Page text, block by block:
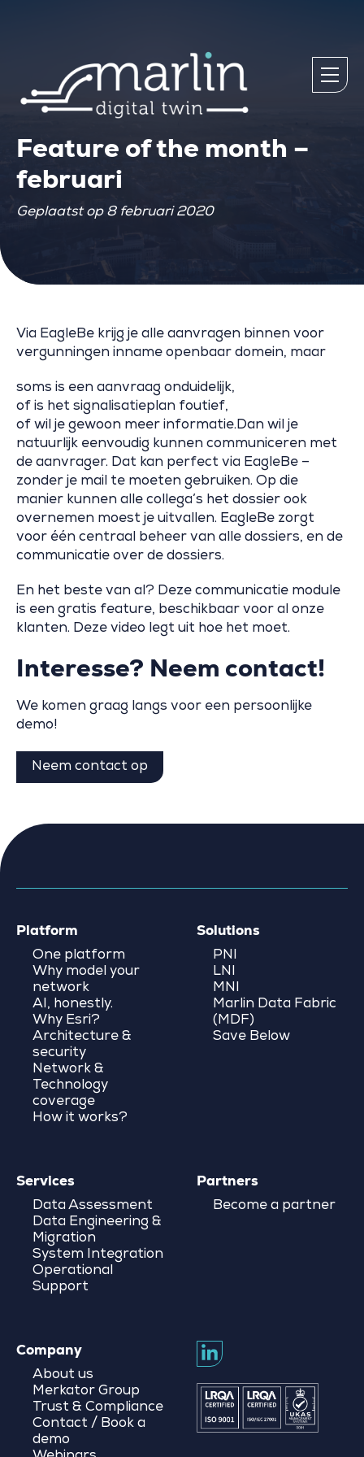
Feature of the month –
februari
Geplaatst op 8 februari 2020
Via EagleBe krijg je alle aanvragen binnen voor
vergunningen inname openbaar domein, maar
soms is een aanvraag onduidelijk,
of is het signalisatieplan foutief,
of wil je gewoon meer informatie.Dan wil je
natuurlijk eenvoudig kunnen communiceren met
de aanvrager. Dat kan perfect via EagleBe –
zonder je mail te moeten gebruiken. Op die
manier kunnen alle collega’s het dossier ook
overnemen moest je uitvallen. EagleBe zorgt
voor één centraal beheer van alle dossiers, en de
communicatie over de dossiers.
En het beste van al? Deze communicatie module
is een gratis feature, beschikbaar voor al onze
klanten. Deze video legt uit hoe het moet.
Interesse? Neem contact!
We komen graag langs voor een persoonlijke
demo!
Neem contact op
Platform
One platform
Why model your
network
AI, honestly.
Why Esri?
Architecture &
security
Network &
Technology
coverage
How it works?
Solutions
PNI
LNI
MNI
Marlin Data Fabric
(MDF)
Save Below
Services
Data Assessment
Data Engineering &
Migration
System Integration
Operational
Support
Partners
Become a partner
Company
About us
Merkator Group
Trust & Compliance
Contact / Book a
demo